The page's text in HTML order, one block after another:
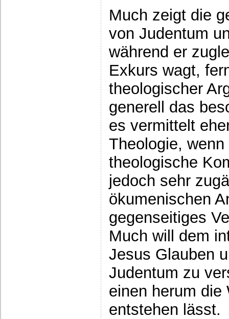
Much zeigt die
von Judentum
während er
Exkurs wagt,
theologischer
generell das
es vermittelt
Theologie,
theologische
jedoch sehr
ökumenischen
gegenseitiges
Much will dem
Jesus Glauben
Judentum zu
einen herum die
entstehen lässt.